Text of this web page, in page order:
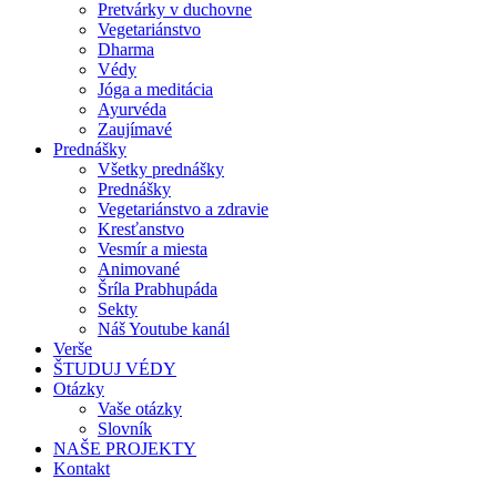
Pretvárky v duchovne
Vegetariánstvo
Dharma
Védy
Jóga a meditácia
Ayurvéda
Zaujímavé
Prednášky
Všetky prednášky
Prednášky
Vegetariánstvo a zdravie
Kresťanstvo
Vesmír a miesta
Animované
Šríla Prabhupáda
Sekty
Náš Youtube kanál
Verše
ŠTUDUJ VÉDY
Otázky
Vaše otázky
Slovník
NAŠE PROJEKTY
Kontakt